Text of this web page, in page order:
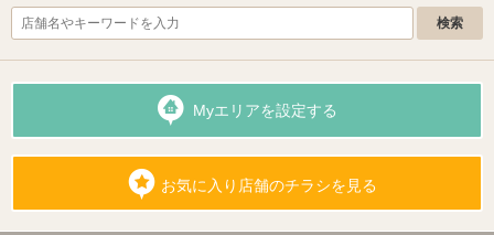
Myエリアを設定する
お気に入り店舗のチラシを見る